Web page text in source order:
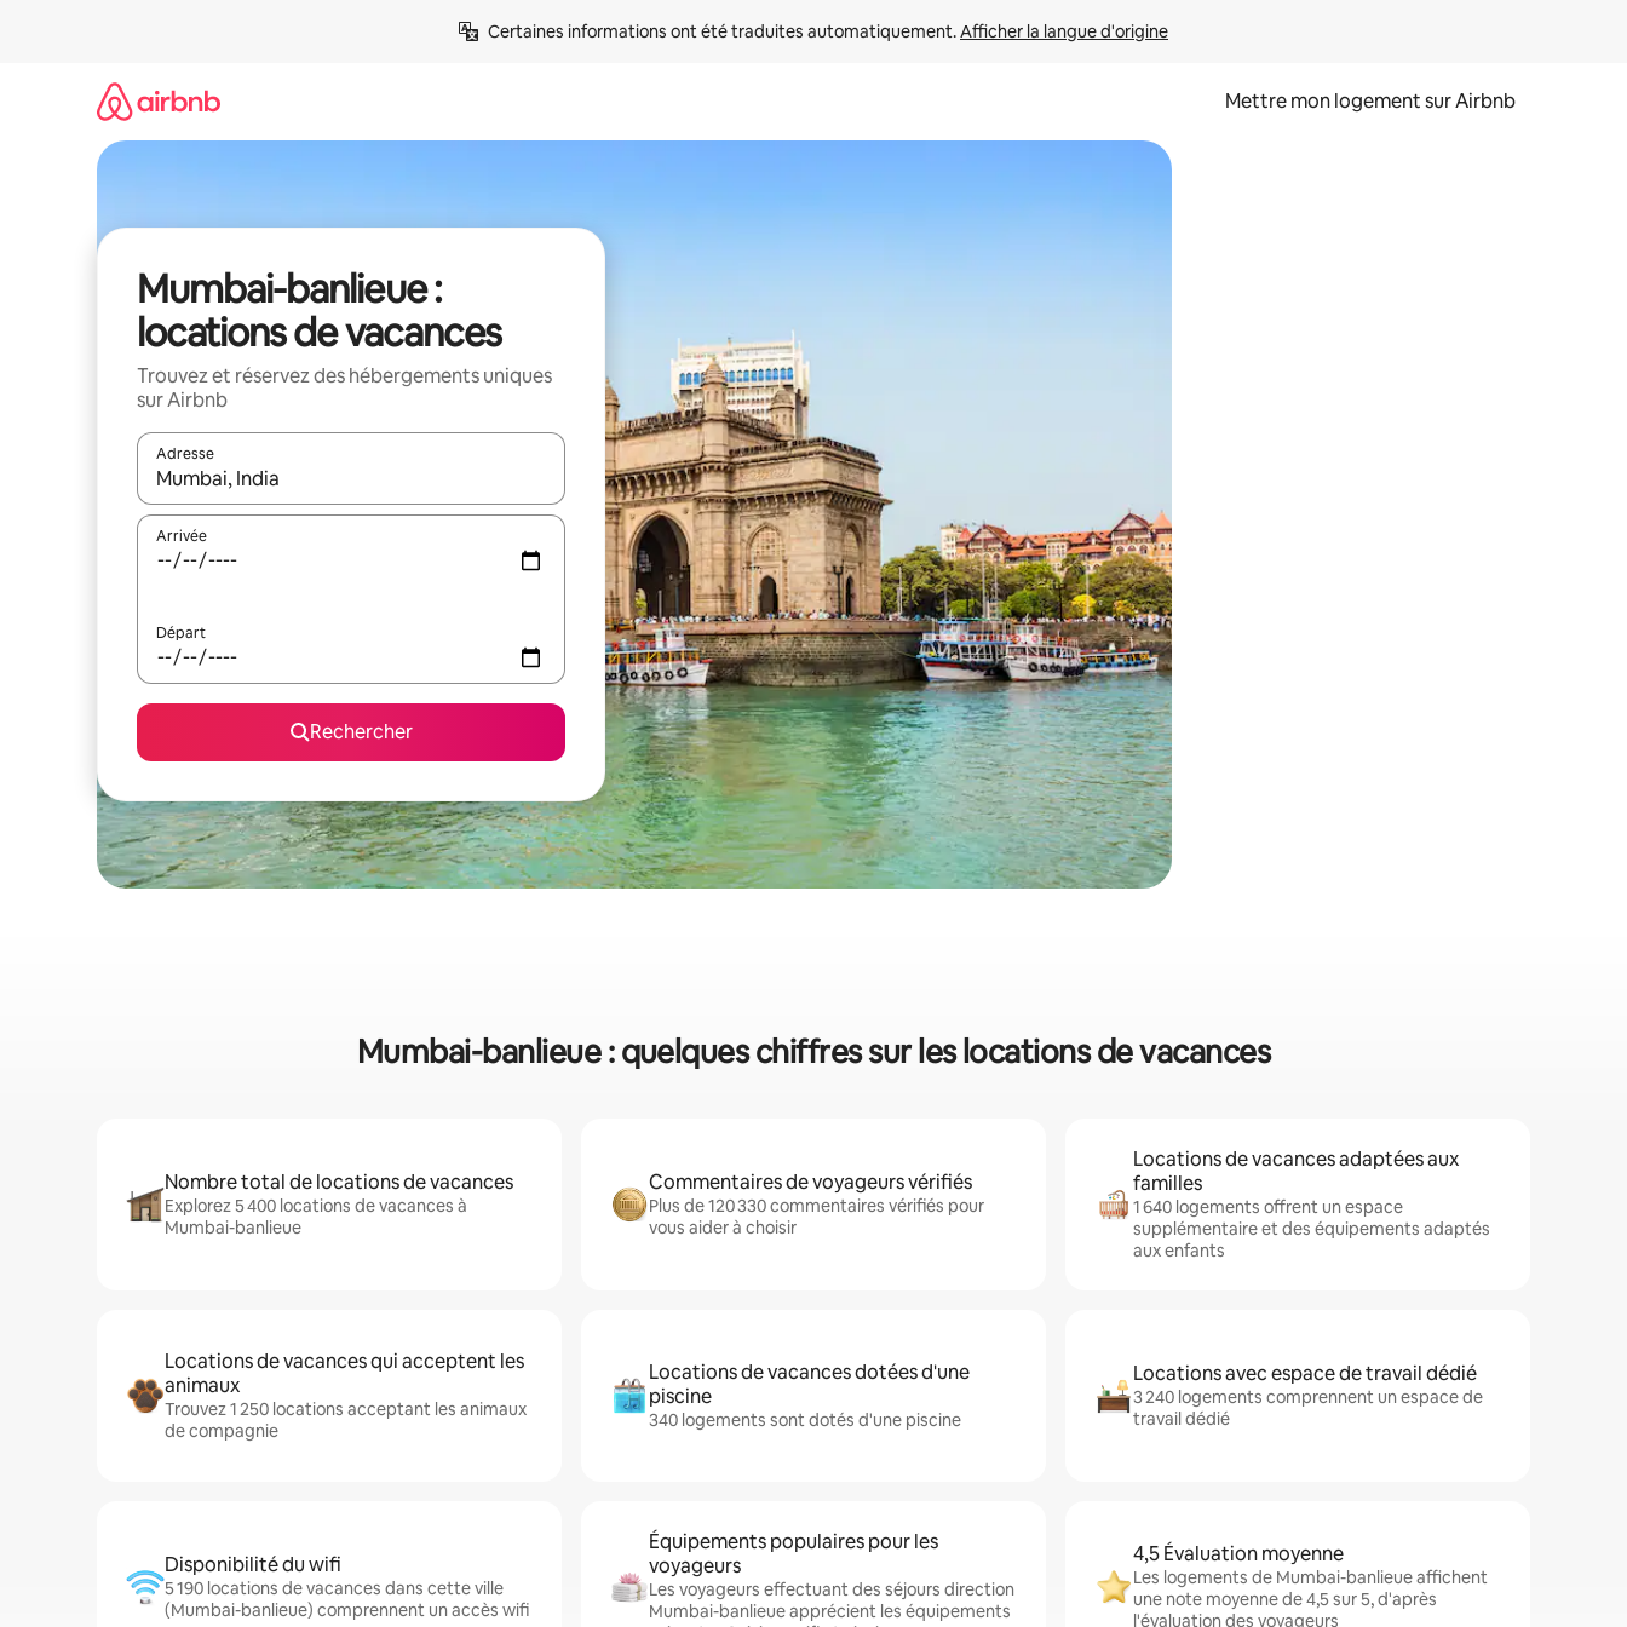
Certaines informations ont été traduites automatiquement. Afficher la langue d'origine
Mettre mon logement sur Airbnb
Mumbai-banlieue :
locations de vacances
Trouvez et réservez des hébergements uniques
sur Airbnb
Adresse
Lorsque les résultats s'affichent, utilisez les flèches vers le haut et vers le bas pour les parcourir ou en appuyant et en faisant glisser.
Arrivée
Départ
Rechercher
Mumbai-banlieue : quelques chiffres sur les locations de vacances
Nombre total de locations de vacances
Explorez 5 400 locations de vacances à
Mumbai-banlieue
Commentaires de voyageurs vérifiés
Plus de 120 330 commentaires vérifiés pour
vous aider à choisir
Locations de vacances adaptées aux
familles
1 640 logements offrent un espace
supplémentaire et des équipements adaptés
aux enfants
Locations de vacances qui acceptent les
animaux
Trouvez 1 250 locations acceptant les animaux
de compagnie
Locations de vacances dotées d'une
piscine
340 logements sont dotés d'une piscine
Locations avec espace de travail dédié
3 240 logements comprennent un espace de
travail dédié
Disponibilité du wifi
5 190 locations de vacances dans cette ville
(Mumbai-banlieue) comprennent un accès wifi
Équipements populaires pour les
voyageurs
Les voyageurs effectuant des séjours direction
Mumbai-banlieue apprécient les équipements
4,5 Évaluation moyenne
Les logements de Mumbai-banlieue affichent
une note moyenne de 4,5 sur 5, d'après
l'évaluation des voyageurs